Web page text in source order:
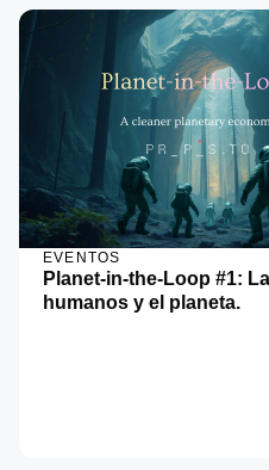
EVENTOS
Planet-in-the-Loop #1:
humanos y el planeta.